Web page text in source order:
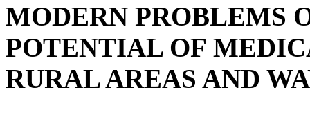
MODERN PROBLEMS
POTENTIAL OF
RURAL AREAS AND